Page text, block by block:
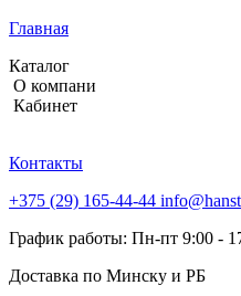
Главная
Каталог
О компани
Кабинет
Контакты
+375 (29) 165-44-44
График работы: Пн-пт 9:00 -
Доставка по Минску и РБ